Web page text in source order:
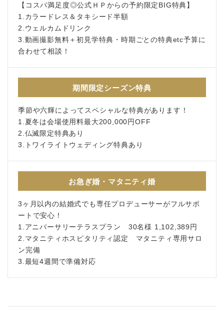
【コスパ満足度◎公式ＨＰからの予約限定BIG特典】
1.カラードレス＆タキシード半額
2.ウェルカムドリンク
3.動画撮影無料＋初見学特典・時期ごとの特典etc予算に
合わせて相談！
期間限定シーズン特典
季節や六輝によってスペシャルな特典があります！
1.夏冬は会場使用料最大200,000円OFF
2.仏滅限定特典あり
3.トワイライトウェディング特典あり
お急ぎ婚・マタニティ婚
3ヶ月以内の結婚式でも専任プロデューサーがフルサポ
ートで安心！
1.アニバーサリーテラスプラン 30名様 1,102,389円
2.マタニティホスピタリティ認定 マタニティ専用サロ
ン完備
3.最短4週間で準備対応